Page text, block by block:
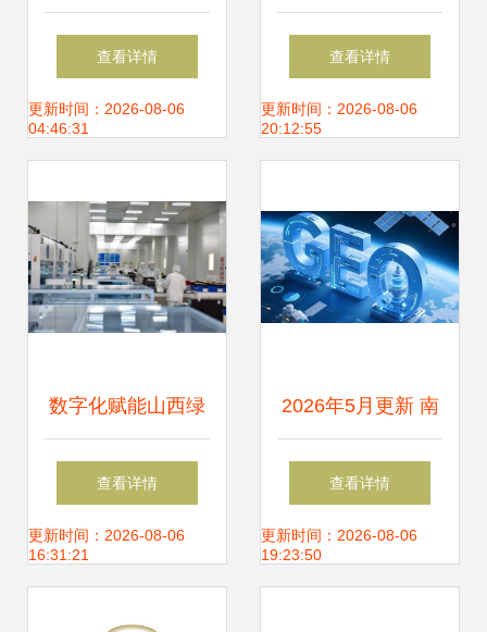
新风向 逾365亿投
资汇聚27个前沿项
技术突破并进
查看详情
更新时间：2026-08-06
04:46:31
的发展前景与趋势
分析
查看详情
更新时间：2026-08-06
20:12:55
数字化赋能山西绿
色转型 网络技术服
务助力低碳产能之
查看详情
更新时间：2026-08-06
16:31:21
2026年5月更新 南
京评价高的通义千
问优化推广网络公
查看详情
更新时间：2026-08-06
19:23:50